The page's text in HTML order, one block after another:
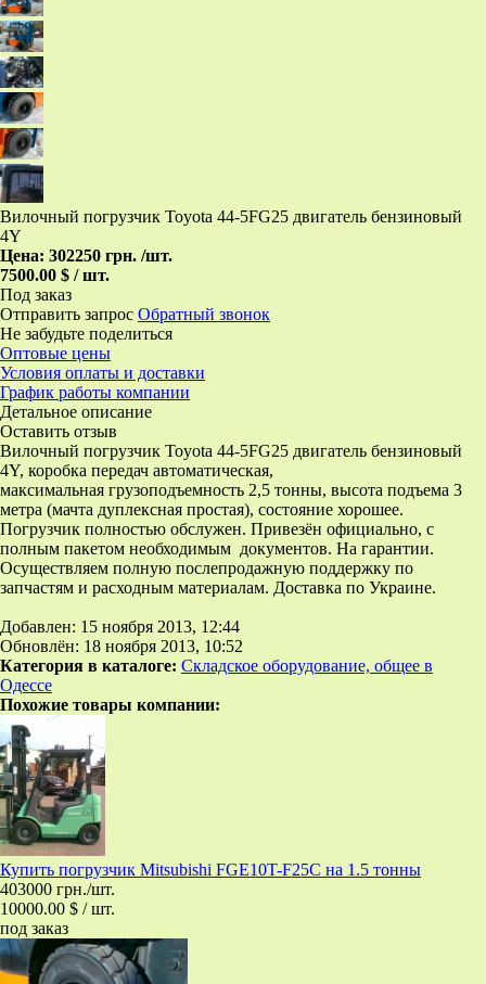
Вилочный погрузчик Toyota 44-5FG25 двигатель бензиновый
4Y
Цена: 302250 грн. /шт.
7500.00 $ / шт.
Под заказ
Отправить запрос Обратный звонок
Не забудьте поделиться
Оптовые цены
Условия оплаты и доставки
График работы компании
Детальное описание
Оставить отзыв
Вилочный погрузчик Toyota 44-5FG25 двигатель бензиновый
4Y, коробка передач автоматическая,
максимальная грузоподъемность 2,5 тонны, высота подъема 3
метра (мачта дуплексная простая), состояние хорошее.
Погрузчик полностью обслужен. Привезён официально, с
полным пакетом необходимым документов. На гарантии.
Осуществляем полную послепродажную поддержку по
запчастям и расходным материалам. Доставка по Украине.
Добавлен: 15 ноября 2013, 12:44
Обновлён: 18 ноября 2013, 10:52
Категория в каталоге: Складское оборудование, общее в
Одессе
Похожие товары компании:
Купить погрузчик Mitsubishi FGE10T-F25C на 1.5 тонны
403000 грн./шт.
10000.00 $ / шт.
под заказ